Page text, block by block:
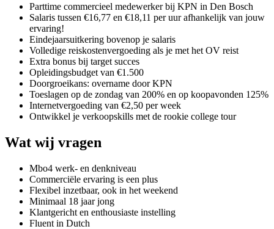
Parttime commercieel medewerker bij KPN in Den Bosch
Salaris tussen €16,77 en €18,11 per uur afhankelijk van jouw
ervaring!
Eindejaarsuitkering bovenop je salaris
Volledige reiskostenvergoeding als je met het OV reist
Extra bonus bij target succes
Opleidingsbudget van €1.500
Doorgroeikans: overname door KPN
Toeslagen op de zondag van 200% en op koopavonden 125%
Internetvergoeding van €2,50 per week
Ontwikkel je verkoopskills met de rookie college tour
Wat wij vragen
Mbo4 werk- en denkniveau
Commerciële ervaring is een plus
Flexibel inzetbaar, ook in het weekend
Minimaal 18 jaar jong
Klantgericht en enthousiaste instelling
Fluent in Dutch